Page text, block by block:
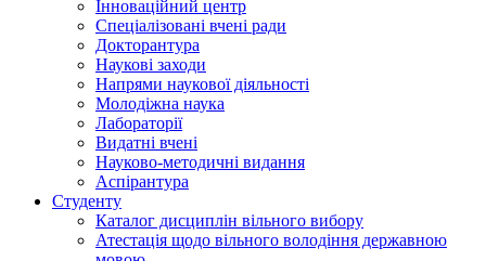
Інноваційний центр
Спеціалізовані вчені ради
Докторантура
Наукові заходи
Напрями наукової діяльності
Молодіжна наука
Лабораторії
Видатні вчені
Науково-методичні видання
Аспірантура
Студенту
Каталог дисциплін вільного вибору
Атестація щодо вільного володіння державною